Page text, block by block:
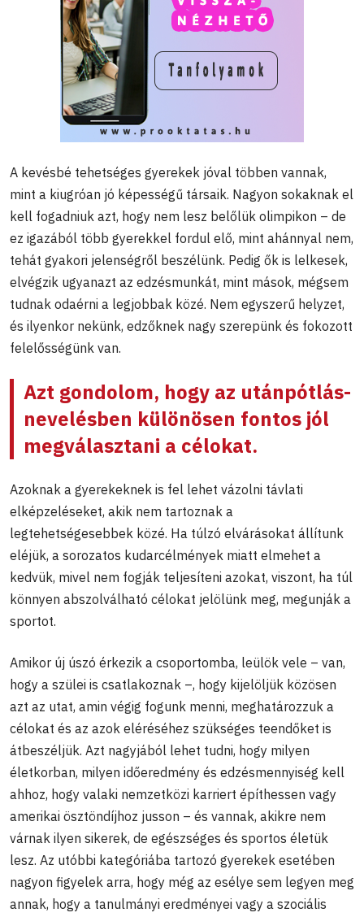
A kevésbé tehetséges gyerekek jóval többen vannak,
mint a kiugróan jó képességű társaik. Nagyon sokaknak el
kell fogadniuk azt, hogy nem lesz belőlük olimpikon – de
ez igazából több gyerekkel fordul elő, mint ahánnyal nem,
tehát gyakori jelenségről beszélünk. Pedig ők is lelkesek,
elvégzik ugyanazt az edzésmunkát, mint mások, mégsem
tudnak odaérni a legjobbak közé. Nem egyszerű helyzet,
és ilyenkor nekünk, edzőknek nagy szerepünk és fokozott
felelősségünk van.
Azt gondolom, hogy az utánpótlás-
nevelésben különösen fontos jól
megválasztani a célokat.
Azoknak a gyerekeknek is fel lehet vázolni távlati
elképzeléseket, akik nem tartoznak a
legtehetségesebbek közé. Ha túlzó elvárásokat állítunk
eléjük, a sorozatos kudarcélmények miatt elmehet a
kedvük, mivel nem fogják teljesíteni azokat, viszont, ha túl
könnyen abszolválható célokat jelölünk meg, megunják a
sportot.
Amikor új úszó érkezik a csoportomba, leülök vele – van,
hogy a szülei is csatlakoznak –, hogy kijelöljük közösen
azt az utat, amin végig fogunk menni, meghatározzuk a
célokat és az azok eléréséhez szükséges teendőket is
átbeszéljük. Azt nagyjából lehet tudni, hogy milyen
életkorban, milyen időeredmény és edzésmennyiség kell
ahhoz, hogy valaki nemzetközi karriert építhessen vagy
amerikai ösztöndíjhoz jusson – és vannak, akikre nem
várnak ilyen sikerek, de egészséges és sportos életük
lesz. Az utóbbi kategóriába tartozó gyerekek esetében
nagyon figyelek arra, hogy még az esélye sem legyen meg
annak, hogy a tanulmányi eredményei vagy a szociális